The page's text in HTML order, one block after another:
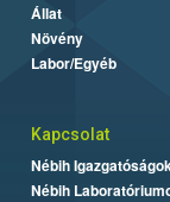
Állat
Növény
Labor/Egyéb
Kapcsolat
Nébih
Nébih